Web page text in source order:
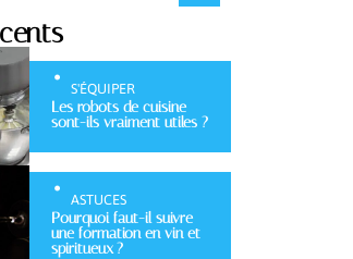
S'ÉQUIPER
Les robots de cuisine
sont-ils vraiment utiles ?
ASTUCES
Pourquoi faut-il suivre
une formation en vin et
spiritueux ?